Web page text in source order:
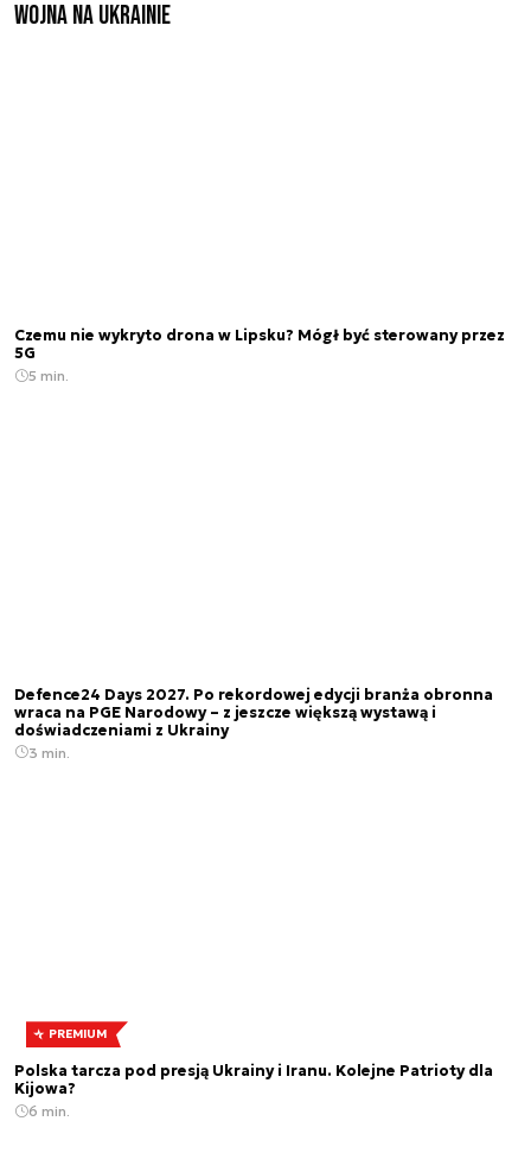
Wojna na Ukrainie
Czemu nie wykryto drona w Lipsku? Mógł być sterowany przez
5G
5 min.
Defence24 Days 2027. Po rekordowej edycji branża obronna
wraca na PGE Narodowy – z jeszcze większą wystawą i
doświadczeniami z Ukrainy
3 min.
PREMIUM
Polska tarcza pod presją Ukrainy i Iranu. Kolejne Patrioty dla
Kijowa?
6 min.